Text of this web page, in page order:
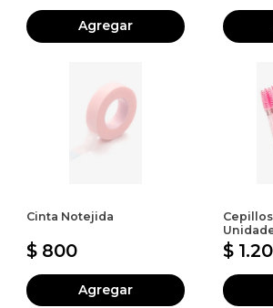
Agregar
Cinta Notejida
$ 800
Agregar
$